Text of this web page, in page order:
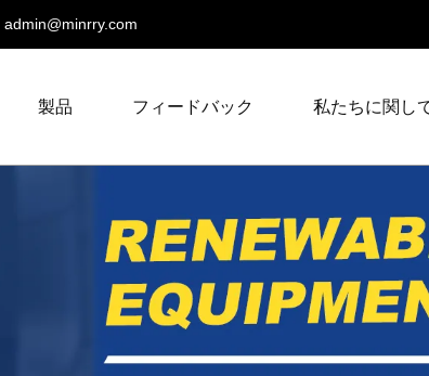
admin@minrry.com
製品 フィードバック 私たちに関し